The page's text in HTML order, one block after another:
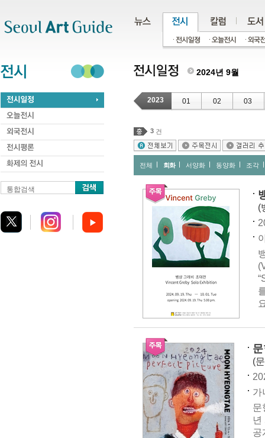
통합검색
2024년 9월
2023 01 02 03
3 건
전체 회화 서양화 동양화 조각
(
(
가
문
년
공